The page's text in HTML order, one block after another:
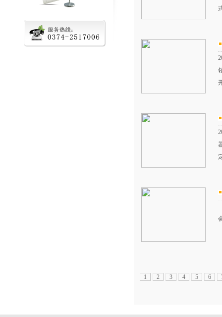
1 2 3 4 5 6